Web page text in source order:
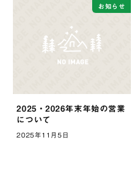
お知らせ
2025・2026年末年始の営業
について
2025年11月5日